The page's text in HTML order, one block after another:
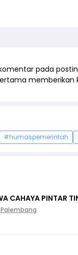
pada
memberikan
#humaspemerintah
CAHAYA PINTAR